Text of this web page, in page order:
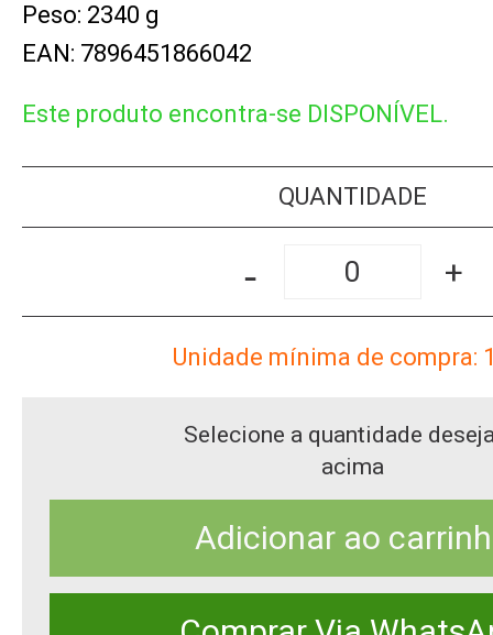
Peso: 2340 g
EAN: 7896451866042
Este produto encontra-se DISPONÍVEL.
QUANTIDADE
- +
Unidade mínima de compra:
Selecione a quantidade
acima
Adicionar ao